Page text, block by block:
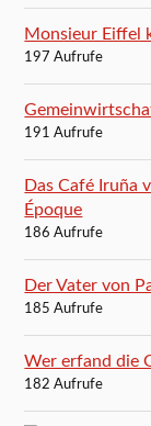
Monsieur Eiffel
197 Aufrufe
191 Aufrufe
Das Café Iruña
Époque
186 Aufrufe
Der Vater von
185 Aufrufe
Wer erfand die
182 Aufrufe